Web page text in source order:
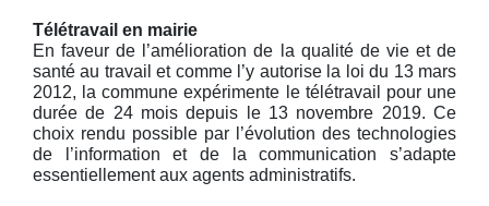
Télétravail en mairie
En faveur de l’amélioration de la qualité de vie et de
santé au travail et comme l’y autorise la loi du 13 mars
2012, la commune expérimente le télétravail pour une
durée de 24 mois depuis le 13 novembre 2019. Ce
choix rendu possible par l’évolution des technologies
de l’information et de la communication s’adapte
essentiellement aux agents administratifs.